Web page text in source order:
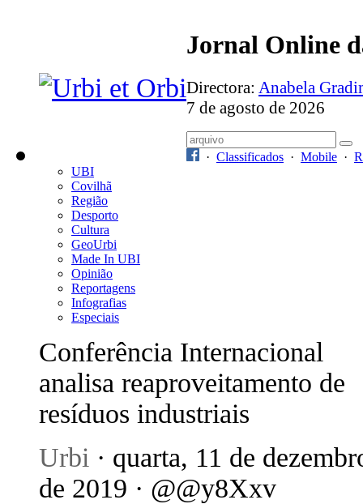
Jornal Online
Directora: Anabela
7 de agosto de 2026
· Classificados · Mobile ·
UBI
Covilhã
Região
Desporto
Cultura
GeoUrbi
Made In UBI
Opinião
Reportagens
Infografias
Especiais
Conferência Internacional
analisa reaproveitamento de
resíduos industriais
Urbi · quarta, 11 de
de 2019 · @@y8Xxv